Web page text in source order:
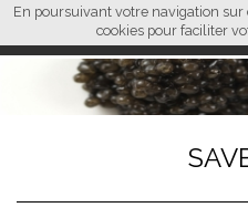
En poursuivant votre navigation
cookies pour faciliter
L M